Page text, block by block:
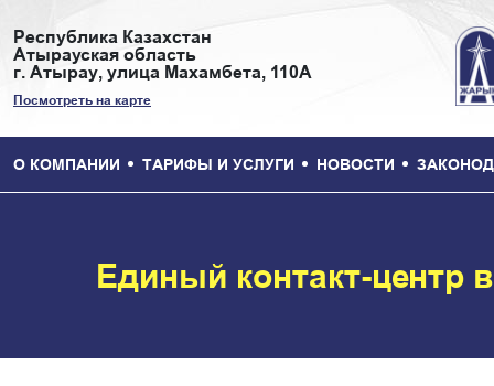
Республика Казахстан
Атырауская область
г. Атырау, улица Махамбета, 110А
Посмотреть на карте
О КОМПАНИИ ТАРИФЫ И УСЛУГИ НОВОСТИ
Единый контакт-центр